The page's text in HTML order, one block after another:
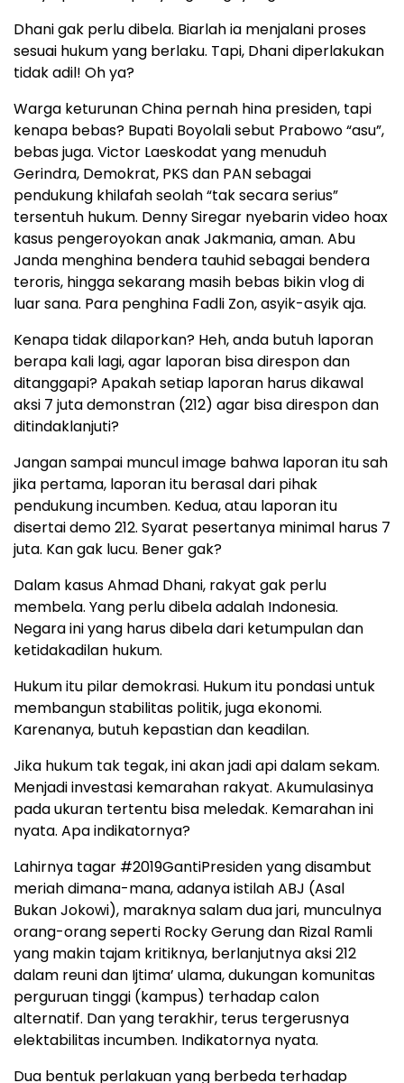
Dhani gak perlu dibela. Biarlah ia menjalani proses
sesuai hukum yang berlaku. Tapi, Dhani diperlakukan
tidak adil! Oh ya?
Warga keturunan China pernah hina presiden, tapi
kenapa bebas? Bupati Boyolali sebut Prabowo “asu”,
bebas juga. Victor Laeskodat yang menuduh
Gerindra, Demokrat, PKS dan PAN sebagai
pendukung khilafah seolah “tak secara serius”
tersentuh hukum. Denny Siregar nyebarin video hoax
kasus pengeroyokan anak Jakmania, aman. Abu
Janda menghina bendera tauhid sebagai bendera
teroris, hingga sekarang masih bebas bikin vlog di
luar sana. Para penghina Fadli Zon, asyik-asyik aja.
Kenapa tidak dilaporkan? Heh, anda butuh laporan
berapa kali lagi, agar laporan bisa direspon dan
ditanggapi? Apakah setiap laporan harus dikawal
aksi 7 juta demonstran (212) agar bisa direspon dan
ditindaklanjuti?
Jangan sampai muncul image bahwa laporan itu sah
jika pertama, laporan itu berasal dari pihak
pendukung incumben. Kedua, atau laporan itu
disertai demo 212. Syarat pesertanya minimal harus 7
juta. Kan gak lucu. Bener gak?
Dalam kasus Ahmad Dhani, rakyat gak perlu
membela. Yang perlu dibela adalah Indonesia.
Negara ini yang harus dibela dari ketumpulan dan
ketidakadilan hukum.
Hukum itu pilar demokrasi. Hukum itu pondasi untuk
membangun stabilitas politik, juga ekonomi.
Karenanya, butuh kepastian dan keadilan.
Jika hukum tak tegak, ini akan jadi api dalam sekam.
Menjadi investasi kemarahan rakyat. Akumulasinya
pada ukuran tertentu bisa meledak. Kemarahan ini
nyata. Apa indikatornya?
Lahirnya tagar #2019GantiPresiden yang disambut
meriah dimana-mana, adanya istilah ABJ (Asal
Bukan Jokowi), maraknya salam dua jari, munculnya
orang-orang seperti Rocky Gerung dan Rizal Ramli
yang makin tajam kritiknya, berlanjutnya aksi 212
dalam reuni dan Ijtima’ ulama, dukungan komunitas
perguruan tinggi (kampus) terhadap calon
alternatif. Dan yang terakhir, terus tergerusnya
elektabilitas incumben. Indikatornya nyata.
Dua bentuk perlakuan yang berbeda terhadap